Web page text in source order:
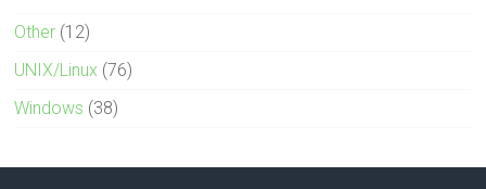
Other (12)
UNIX/Linux (76)
Windows (38)